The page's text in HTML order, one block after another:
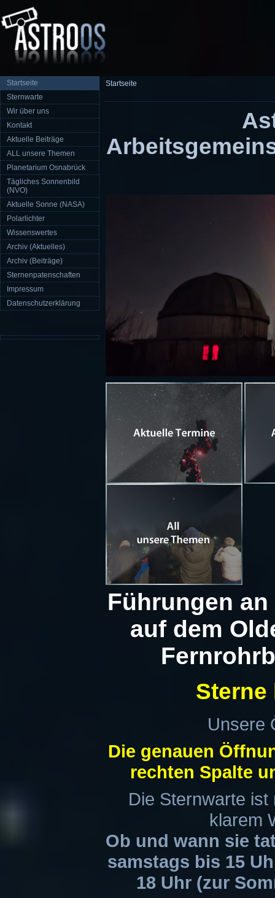
Startseite
Sternwarte
Wir über uns
Kontakt
Aktuelle Beiträge
ALL unsere Themen
Planetarium Osnabrück
Tägliches Sonnenbild
(NVO)
Aktuelle Sonne (NASA)
Polarlichter
Wissenswertes
Archiv (Aktuelles)
Archiv (Beiträge)
Sternenpatenschaften
Impressum
Datenschutzerklärung
Startseite
Führungen
auf dem
Sterne
Unsere
Die genauen
rechten Spalte
Die Sternwarte
klarem
Ob und wann sie
samstags bis 15
18 Uhr (zur